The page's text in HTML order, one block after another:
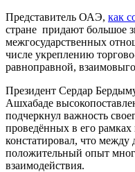
Представитель ОАЭ, как
стране придают большое
межгосударственных
числе укреплению
равноправной,
Президент Сердар
Ашхабаде
подчеркнул важность
проведённых в его рамках
констатировал, что
положительный опыт
взаимодействия.